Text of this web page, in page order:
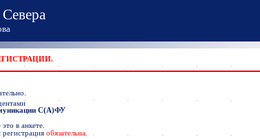
С(А)ФУ
в анкете.
обязательна